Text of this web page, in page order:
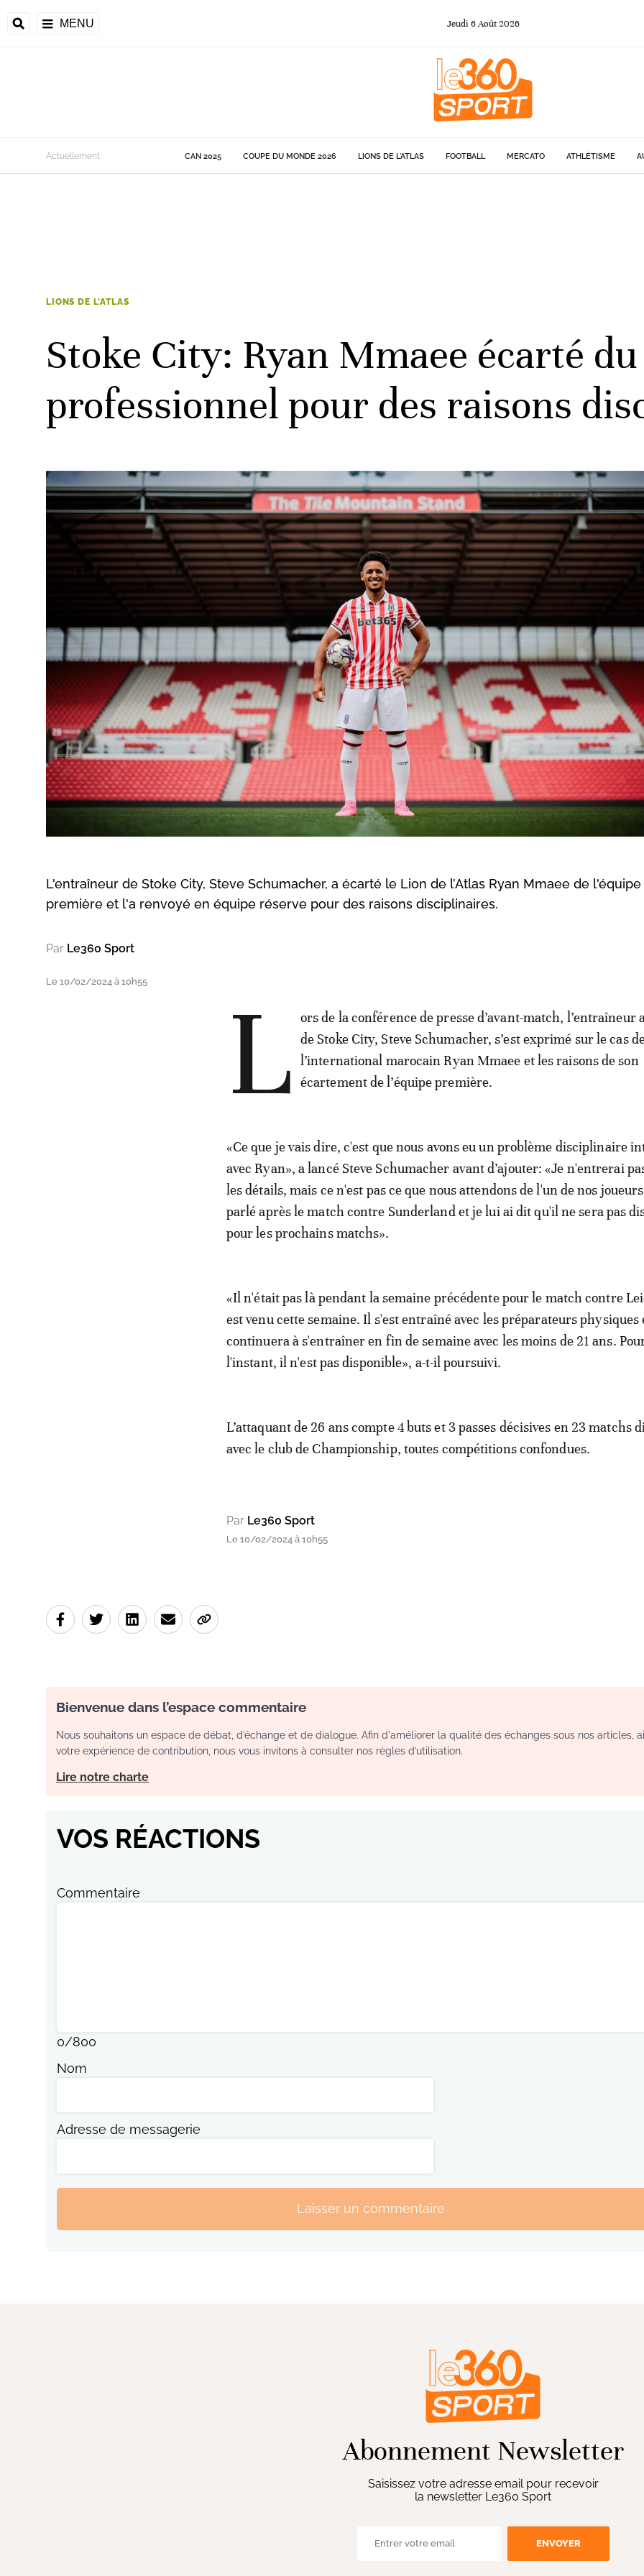
MENU Jeudi 6Août 2026
de la CAF
Actuellement CAN 2025 COUPE DU MONDE 2026 LIONS DE L'ATLAS FOOTBALL MERCATO ATHLÉTISME
LIONS DE L'ATLAS
Stoke City: Ryan Mmaee écarté
professionnel pour des raisons
L'entraîneur de Stoke City, Steve Schumacher, a écarté le Lion de l’Atlas Ryan Mmaee de l'équipe
première et l'a renvoyé en équipe réserve pour des raisons disciplinaires.
Par Le360 Sport
Le 10/02/2024 à 10h55 L
ors de la conférence de presse d’avant-match, l’entraîneur
de Stoke City, Steve Schumacher, s’est exprimé sur le cas
l’international marocain Ryan Mmaee et les raisons de son
écartement de l’équipe première.
«Ce que je vais dire, c'est que nous avons eu un problème disciplinaire
avec Ryan», a lancé Steve Schumacher avant d’ajouter: «Je n'entrerai
les détails, mais ce n'est pas ce que nous attendons de l'un de nos
parlé après le match contre Sunderland et je lui ai dit qu'il ne sera pas
pour les prochains matchs».
«Il n'était pas là pendant la semaine précédente pour le match contre
est venu cette semaine. Il s'est entraîné avec les préparateurs physiques
continuera à s'entraîner en fin de semaine avec les moins de 21 ans.
l'instant, il n'est pas disponible», a-t-il poursuivi.
L’attaquant de 26 ans compte 4 buts et 3 passes décisives en 23 matchs
avec le club de Championship, toutes compétitions confondues.
Par Le360 Sport
Le 10/02/2024 à 10h55
Bienvenue dans l’espace commentaire
Nous souhaitons un espace de débat, d’échange et de dialogue. Afin d'améliorer la qualité des échanges sous nos articles,
votre expérience de contribution, nous vous invitons à consulter nos règles d’utilisation.
Lire notre charte
VOS RÉACTIONS
Commentaire
0/800
Nom
Adresse de messagerie
Laisser un commentaire
Abonnement Newsletter
Saisissez votre adresse email pour recevoir
la newsletter Le360 Sport
ENVOYER